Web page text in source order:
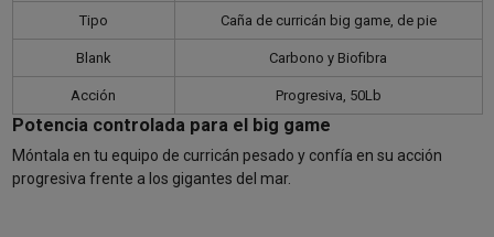
Tipo Caña de curricán big game, de pie
Blank Carbono y Biofibra
Acción Progresiva, 50Lb
Potencia controlada para el big game
Móntala en tu equipo de curricán pesado y confía en su acción
progresiva frente a los gigantes del mar.